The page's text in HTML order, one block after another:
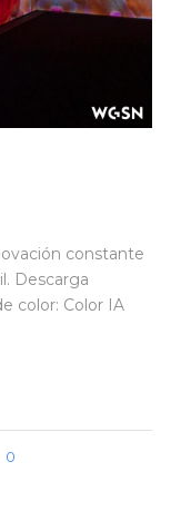
constante
Descarga
color: Color IA
0